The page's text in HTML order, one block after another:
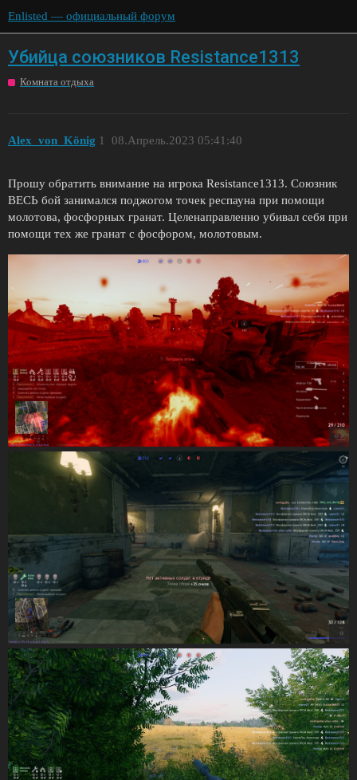
Enlisted — официальный форум
Убийца союзников Resistance1313
Комната отдыха
Alex_von_König 08.Апрель.2023 05:41:40
1
Прошу обратить внимание на игрока Resistance1313. Союзник
ВЕСЬ бой занимался поджогом точек респауна при помощи
молотова, фосфорных гранат. Целенаправленно убивал себя при
помощи тех же гранат с фосфором, молотовым.